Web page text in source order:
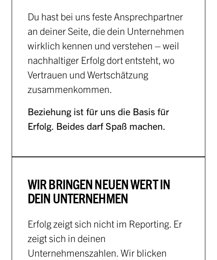
Du hast bei uns feste Ansprechpartner
an deiner Seite, die dein Unternehmen
wirklich kennen und verstehen – weil
nachhaltiger Erfolg dort entsteht, wo
Vertrauen und Wertschätzung
zusammenkommen.
Beziehung ist für uns die Basis für
Erfolg. Beides darf Spaß machen.
WIR BRINGEN NEUEN WERT IN
DEIN UNTERNEHMEN
Erfolg zeigt sich nicht im Reporting. Er
zeigt sich in deinen
Unternehmenszahlen. Wir blicken